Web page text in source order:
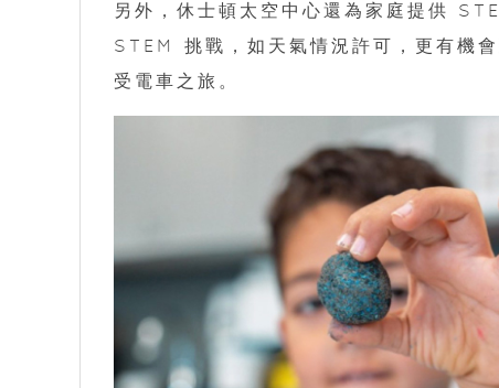
另外，休士頓太空中心還為家庭提供
STEM 挑戰，如天氣情況許可，更有
受電車之旅。